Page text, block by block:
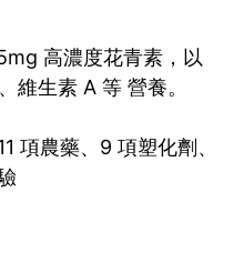
高濃度花青素，以
維生素 A 等 營養。
項農藥、9 項塑化劑、